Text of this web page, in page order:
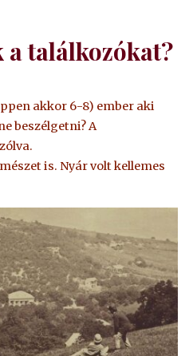
találkozókat?
akkor 6-8) ember aki
beszélgetni? A
is. Nyár volt kellemes